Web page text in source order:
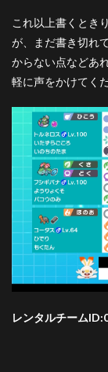
これ以上書くとき
が、まだ書き切れ
からない点などあ
軽に声をかけてく
レンタルチーム